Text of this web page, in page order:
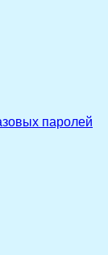
паролей